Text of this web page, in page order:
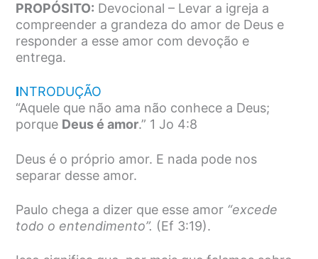
PROPÓSITO: Devocional – Levar a igreja a
compreender a grandeza do amor de Deus e
responder a esse amor com devoção e
entrega.
INTRODUÇÃO
“Aquele que não ama não conhece a Deus;
porque Deus é amor.” 1 Jo 4:8
Deus é o próprio amor. E nada pode nos
separar desse amor.
Paulo chega a dizer que esse amor “excede
todo o entendimento”. (Ef 3:19).